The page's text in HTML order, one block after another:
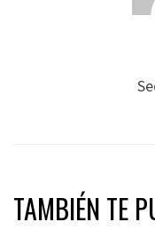
TAMBIÉN TE